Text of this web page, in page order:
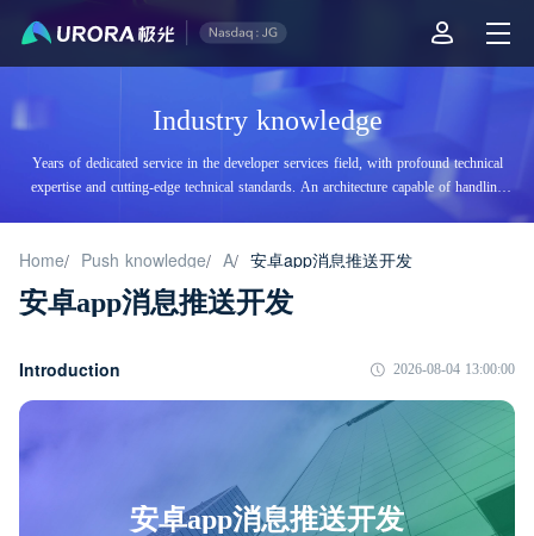
Industry knowledge
Years of dedicated service in the developer services field, with profound technical
expertise and cutting-edge technical standards. An architecture capable of handling
tens of billions of daily visits, supporting billions of high-concurrency accesses.
Home/ Push knowledge/ A/ 安卓app消息推送开发
安卓app消息推送开发
Introduction 2026-08-04 13:00:00
安卓app消息推送开发